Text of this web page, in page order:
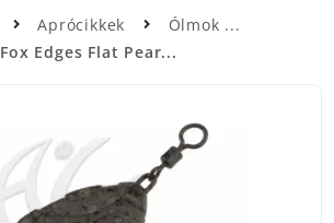
Aprócikkek
Ólmok
Fox Edges Flat Pear...